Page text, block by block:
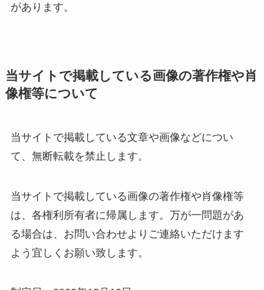
があります。
当サイトで掲載している画像の著作権や肖
像権等について
当サイトで掲載している文章や画像などについ
て、無断転載を禁止します。
当サイトで掲載している画像の著作権や肖像権等
は、各権利所有者に帰属します。万が一問題があ
る場合は、お問い合わせよりご連絡いただけます
よう宜しくお願い致します。